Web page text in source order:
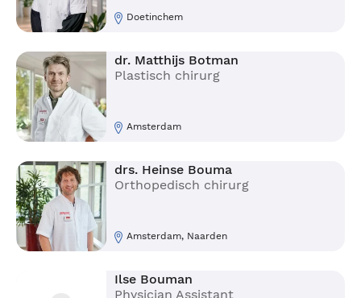
Doetinchem
dr. Matthijs Botman
Plastisch chirurg
Amsterdam
drs. Heinse Bouma
Orthopedisch chirurg
Amsterdam, Naarden
Ilse Bouman
Physician Assistant